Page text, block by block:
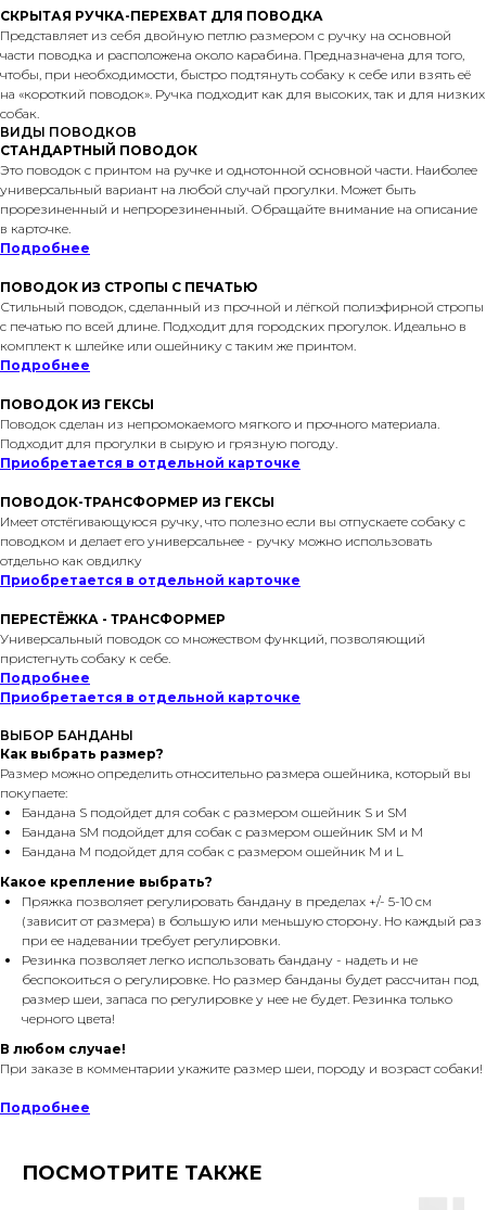
СКРЫТАЯ РУЧКА-ПЕРЕХВАТ ДЛЯ ПОВОДКА
Представляет из себя двойную петлю размером с ручку на основной
части поводка и расположена около карабина. Предназначена для того,
чтобы, при необходимости, быстро подтянуть собаку к себе или взять её
на «короткий поводок». Ручка подходит как для высоких, так и для низких
собак.
ВИДЫ ПОВОДКОВ
СТАНДАРТНЫЙ ПОВОДОК
Это поводок с принтом на ручке и однотонной основной части. Наиболее
универсальный вариант на любой случай прогулки. Может быть
прорезиненный и непрорезиненный. Обращайте внимание на описание
в карточке.
Подробнее
ПОВОДОК ИЗ СТРОПЫ С ПЕЧАТЬЮ
Стильный поводок, сделанный из прочной и лёгкой полиэфирной стропы
с печатью по всей длине. Подходит для городских прогулок. Идеально в
комплект к шлейке или ошейнику с таким же принтом.
Подробнее
ПОВОДОК ИЗ ГЕКСЫ
Поводок сделан из непромокаемого мягкого и прочного материала.
Подходит для прогулки в сырую и грязную погоду.
Приобретается в отдельной карточке
ПОВОДОК-ТРАНСФОРМЕР ИЗ ГЕКСЫ
Имеет отстёгивающуюся ручку, что полезно если вы отпускаете собаку с
поводком и делает его универсальнее - ручку можно использовать
отдельно как овдилку
Приобретается в отдельной карточке
ПЕРЕСТЁЖКА - ТРАНСФОРМЕР
Универсальный поводок со множеством функций, позволяющий
пристегнуть собаку к себе.
Подробнее
Приобретается в отдельной карточке
ВЫБОР БАНДАНЫ
Как выбрать размер?
Размер можно определить относительно размера ошейника, который вы
покупаете:
Бандана S подойдет для собак с размером ошейник S и SM
Бандана SM подойдет для собак с размером ошейник SM и M
Бандана M подойдет для собак с размером ошейник M и L
Какое крепление выбрать?
Пряжка позволяет регулировать бандану в пределах +/- 5-10 см
(зависит от размера) в большую или меньшую сторону. Но каждый раз
при ее надевании требует регулировки.
Резинка позволяет легко использовать бандану - надеть и не
беспокоиться о регулировке. Но размер банданы будет рассчитан под
размер шеи, запаса по регулировке у нее не будет. Резинка только
черного цвета!
В любом случае!
При заказе в комментарии укажите размер шеи, породу и возраст собаки!
Подробнее
ПОСМОТРИТЕ ТАКЖЕ